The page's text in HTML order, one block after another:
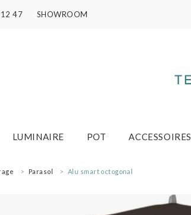
47 SHOWROOM
LUMINAIRE POT ACCESSOIRES
Parasol Alu smart octogonal